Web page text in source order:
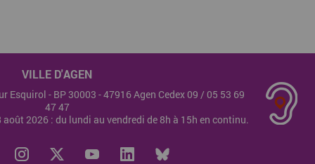
VILLE D'AGEN
Esquirol - BP 30003 - 47916 Agen Cedex 09 /05 53 69
47 47
2026 : du lundi au vendredi de 8h à 15h en continu.